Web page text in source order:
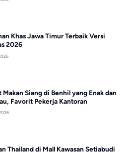
Khas Jawa Timur Terbaik Versi
2026
Makan Siang di Benhil yang Enak dan
Favorit Pekerja Kantoran
Thailand di Mall Kawasan Setiabudi